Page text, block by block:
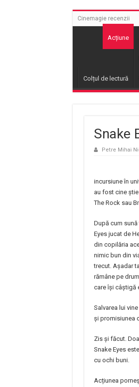
Cinemagie recenzii
Acțiune
Colțul de lectură
Snake
Petre Mihai
incursiune în
au fost cine
The Rock sau
După cum
Eyes jucat de
din copilăria
nimic bun din
trecut. Așadar
rămâne pe
care își câștigă
Salvarea lui
și promisiunea
Zis și făcut.
Snake Eyes
cu ochi buni.
Acțiunea